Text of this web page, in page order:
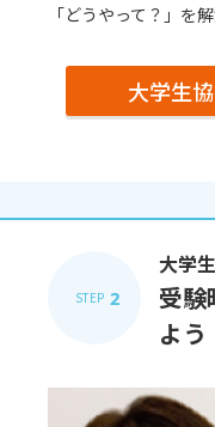
「どうやって？」を
大学生
STEP 2
大学
受験
よう